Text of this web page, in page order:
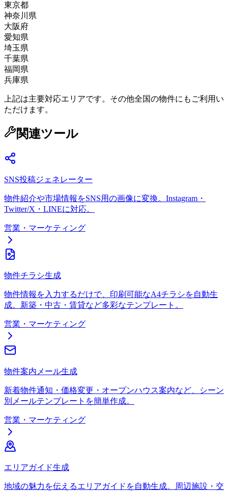
東京都
神奈川県
大阪府
愛知県
埼玉県
千葉県
福岡県
兵庫県
上記は主要対応エリアです。その他全国の物件にもご利用い
ただけます。
関連ツール
SNS投稿ジェネレーター
物件紹介や市場情報をSNS用の画像に変換。Instagram・
Twitter/X・LINEに対応。
営業・マーケティング
物件チラシ生成
物件情報を入力するだけで、印刷可能なA4チラシを自動生
成。新築・中古・賃貸など多彩なテンプレート。
営業・マーケティング
物件案内メール生成
新着物件通知・価格変更・オープンハウス案内など、シーン
別メールテンプレートを簡単作成。
営業・マーケティング
エリアガイド生成
地域の魅力を伝えるエリアガイドを自動生成。周辺施設・交